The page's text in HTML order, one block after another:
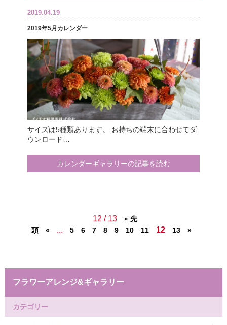
2019.04.19
2019年5月カレンダー
サイズは5種類あります。 お持ちの端末に合わせてダ
ウンロード…
カレンダーギャラリーの記事を読む
12 / 13
« 先
頭
« ... 5 6 7 8 9 10 11 12 13 »
フラワーアレンジ&ギャラリー
カテゴリー